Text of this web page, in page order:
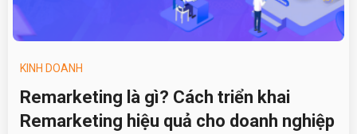
KINH DOANH
Remarketing là gì? Cách triển khai
Remarketing hiệu quả cho doanh nghiệp